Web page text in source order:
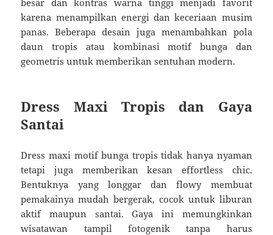
besar dan kontras warna tinggi menjadi favorit
karena menampilkan energi dan keceriaan musim
panas. Beberapa desain juga menambahkan pola
daun tropis atau kombinasi motif bunga dan
geometris untuk memberikan sentuhan modern.
Dress Maxi Tropis dan Gaya
Santai
Dress maxi motif bunga tropis tidak hanya nyaman
tetapi juga memberikan kesan effortless chic.
Bentuknya yang longgar dan flowy membuat
pemakainya mudah bergerak, cocok untuk liburan
aktif maupun santai. Gaya ini memungkinkan
wisatawan tampil fotogenik tanpa harus